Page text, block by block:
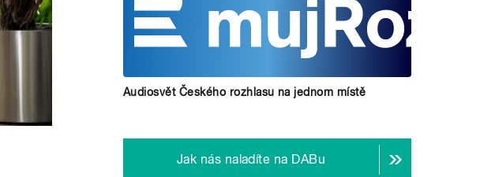
Audiosvět Českého rozhlasu na jednom místě
Jak nás naladíte na DABu